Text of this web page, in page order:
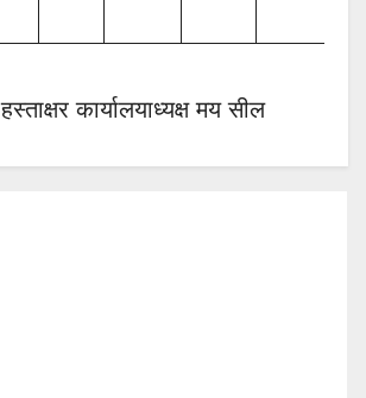
हस्ताक्षर कार्यालयाध्यक्ष मय सील